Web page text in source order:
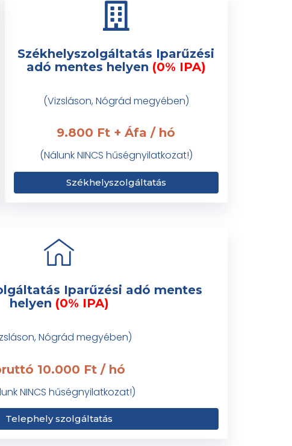
Székhelyszolgáltatás Iparűzési
adó mentes helyen (0% IPA)
(Vizsláson, Nógrád megyében)
9.800 Ft + Áfa / hó
(Nálunk NINCS hűségnyilatkozat!)
Székhelyszolgáltatás
Iparűzési adó mentes
helyen (0% IPA)
Nógrád megyében)
10.000 Ft / hó
NINCS hűségnyilatkozat!)
Telephely szolgáltatás